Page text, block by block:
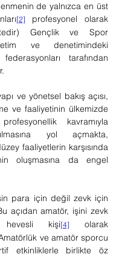
de yalnızca en üst
[2]
profesyonel olarak
Gençlik ve Spor
ve denetimindeki
tarafından
ve yönetsel bakış açısı,
ve faaliyetinin ülkemizde
kavramıyla
yol açmakta,
faaliyetlerin karşısında
oluşmasına da engel
para için değil zevk için
açıdan amatör, işini zevk
kişi [4]
olarak
ve amatör sporcu
etkinliklerle birlikte öz